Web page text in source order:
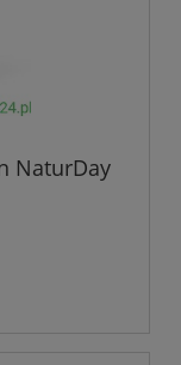
NaturDay